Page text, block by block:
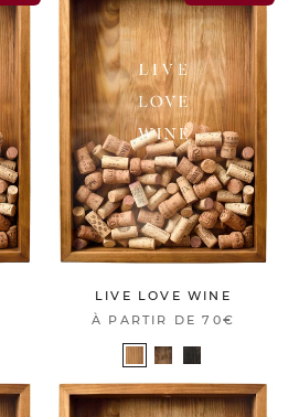
LIVE LOVE WINE
À PARTIR DE70€